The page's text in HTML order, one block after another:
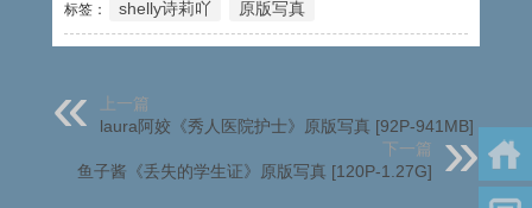
标签： shelly诗莉吖 原版写真
上一篇
laura阿姣《秀人医院护士》原版写真 [92P-941MB]
下一篇
鱼子酱《丢失的学生证》原版写真 [120P-1.27G]